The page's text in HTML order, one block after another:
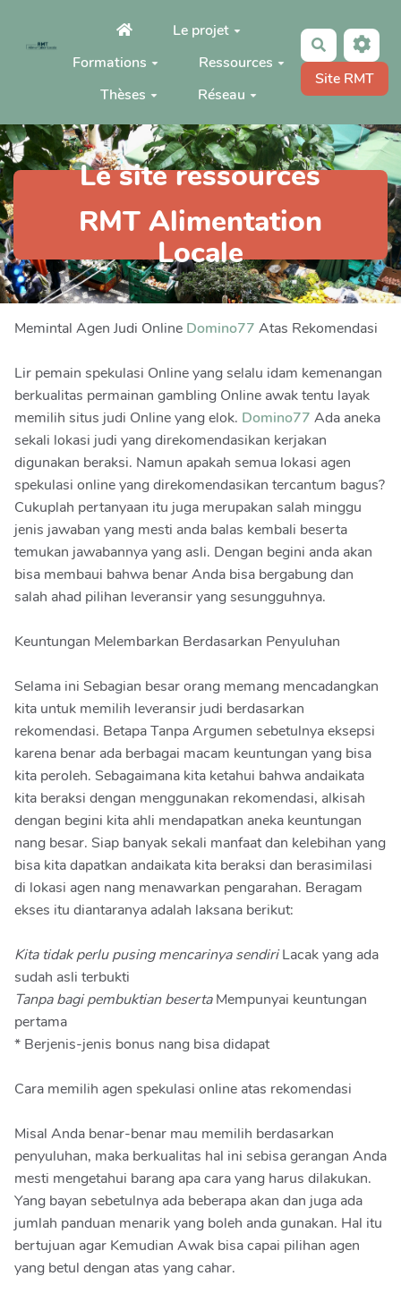
Aller au contenu principalLe projet
Formations
Ressources
Thèses
Réseau
Rechercher
Site RMT
Le site ressources
RMT Alimentation
Locale
Memintal Agen Judi Online Domino77 Atas Rekomendasi
Lir pemain spekulasi Online yang selalu idam kemenangan
berkualitas permainan gambling Online awak tentu layak
memilih situs judi Online yang elok. Domino77 Ada aneka
sekali lokasi judi yang direkomendasikan kerjakan
digunakan beraksi. Namun apakah semua lokasi agen
spekulasi online yang direkomendasikan tercantum bagus?
Cukuplah pertanyaan itu juga merupakan salah minggu
jenis jawaban yang mesti anda balas kembali beserta
temukan jawabannya yang asli. Dengan begini anda akan
bisa membaui bahwa benar Anda bisa bergabung dan
salah ahad pilihan leveransir yang sesungguhnya.
Keuntungan Melembarkan Berdasarkan Penyuluhan
Selama ini Sebagian besar orang memang mencadangkan
kita untuk memilih leveransir judi berdasarkan
rekomendasi. Betapa Tanpa Argumen sebetulnya eksepsi
karena benar ada berbagai macam keuntungan yang bisa
kita peroleh. Sebagaimana kita ketahui bahwa andaikata
kita beraksi dengan menggunakan rekomendasi, alkisah
dengan begini kita ahli mendapatkan aneka keuntungan
nang besar. Siap banyak sekali manfaat dan kelebihan yang
bisa kita dapatkan andaikata kita beraksi dan berasimilasi
di lokasi agen nang menawarkan pengarahan. Beragam
ekses itu diantaranya adalah laksana berikut:
Kita tidak perlu pusing mencarinya sendiriLacak yang ada
sudah asli terbukti
Tanpa bagi pembuktian besertaMempunyai keuntungan
pertama
* Berjenis-jenis bonus nang bisa didapat
Cara memilih agen spekulasi online atas rekomendasi
Misal Anda benar-benar mau memilih berdasarkan
penyuluhan, maka berkualitas hal ini sebisa gerangan Anda
mesti mengetahui barang apa cara yang harus dilakukan.
Yang bayan sebetulnya ada beberapa akan dan juga ada
jumlah panduan menarik yang boleh anda gunakan. Hal itu
bertujuan agar Kemudian Awak bisa capai pilihan agen
yang betul dengan atas yang cahar.